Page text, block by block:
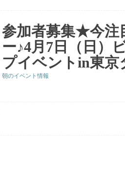
参加者募集★今注
ー♪4月7日（日）
プイベントin東京
朝のイベント情報